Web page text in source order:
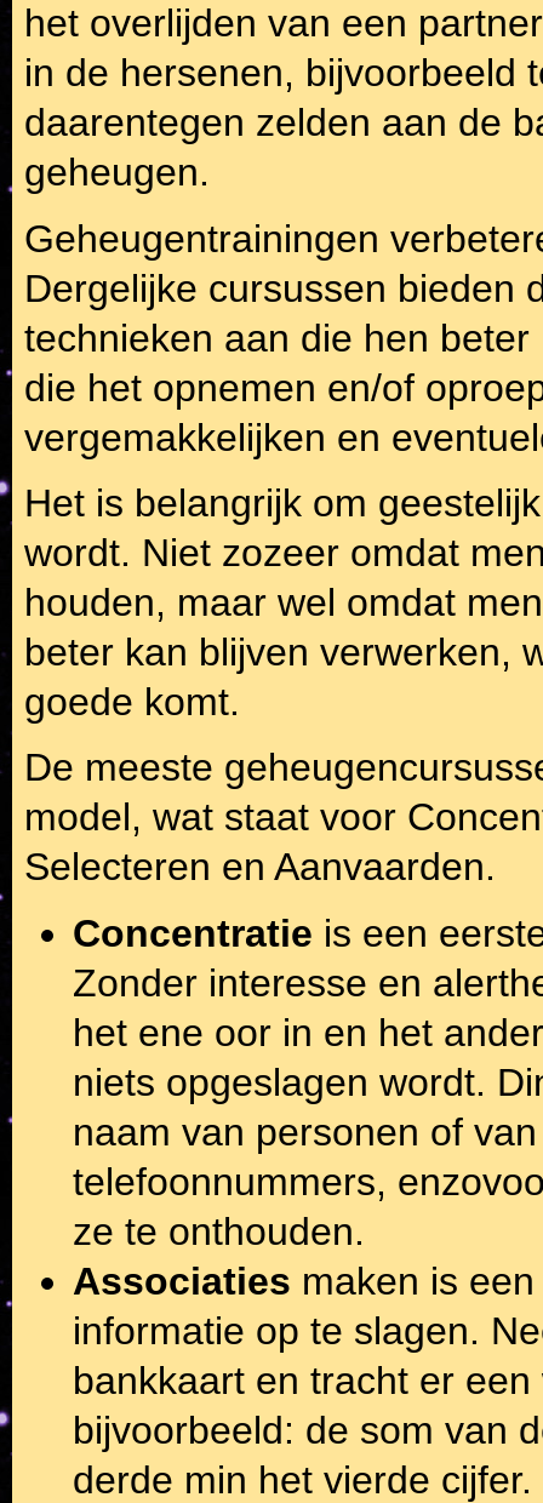
het overlijden van een
in de hersenen, bijvoorbeeld
daarentegen zelden aan de
geheugen.
Geheugentrainingen
Dergelijke cursussen bieden
technieken aan die hen
die het opnemen en/of
vergemakkelijken en
Het is belangrijk om
wordt. Niet zozeer omdat
houden, maar wel omdat
beter kan blijven verwerken,
goede komt.
De meeste
model, wat staat voor
Selecteren en Aanvaarden.
Concentratie is een
Zonder interesse en
het ene oor in en het
niets opgeslagen wordt.
naam van personen of
telefoonnummers,
ze te onthouden.
Associaties maken is
informatie op te slagen.
bankkaart en tracht er
bijvoorbeeld: de som van
derde min het vierde